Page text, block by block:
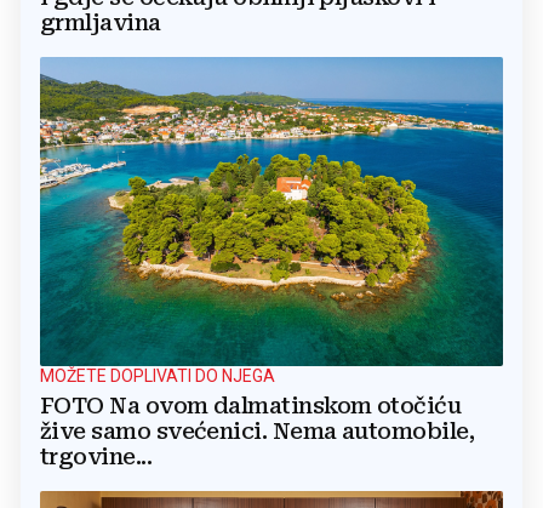
grmljavina
MOŽETE DOPLIVATI DO NJEGA
FOTO Na ovom dalmatinskom otočiću
žive samo svećenici. Nema automobile,
trgovine...